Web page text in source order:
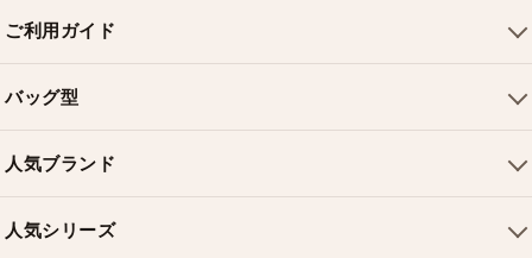
ご利用ガイド
配送について
返品・交換
バッグ型
ショルダーバッグ
クロスボディバッグ
人気ブランド
シャネルバッグ
人気シリーズ